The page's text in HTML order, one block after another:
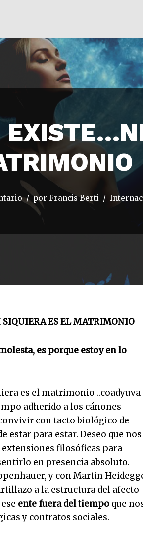
por Francis Berti
ES EL MATRIMONIO
es porque estoy en lo
es el matrimonio…coadyuva
adherido a los cánones
con tacto biológico de
estar para estar. Deseo que nos
filosóficas para
en presencia absoluto.
y con Martin
a la estructura del afecto
ente fuera del tiempo que
y contratos sociales.